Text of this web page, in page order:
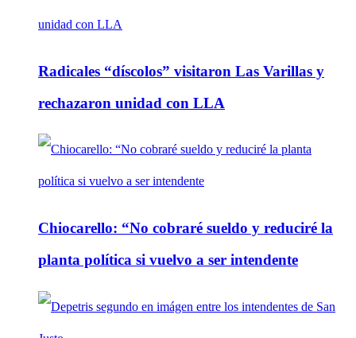
Radicales “díscolos” visitaron Las Varillas y
rechazaron unidad con LLA
Chiocarello: “No cobraré sueldo y reduciré la
planta política si vuelvo a ser intendente